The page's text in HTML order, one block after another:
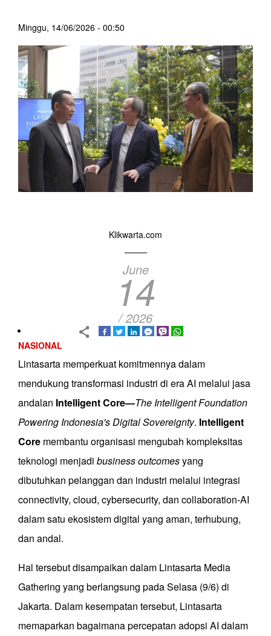
Minggu, 14/06/2026 - 00:50
Klikwarta.com
June
14
/ 2026
NASIONAL
Lintasarta memperkuat komitmennya dalam
mendukung transformasi industri di era AI melalui jasa
andalan Intelligent Core—The Intelligent Foundation
Powering Indonesia's Digital Sovereignty. Intelligent
Core membantu organisasi mengubah kompleksitas
teknologi menjadi business outcomesyang
dibutuhkan pelanggan dan industri melalui integrasi
connectivity, cloud, cybersecurity, dan collaboration-AI
dalam satu ekosistem digital yang aman, terhubung,
dan andal.
Hal tersebut disampaikan dalam Lintasarta Media
Gathering yang berlangsung pada Selasa (9/6) di
Jakarta. Dalam kesempatan tersebut, Lintasarta
memaparkan bagaimana percepatan adopsi AI dalam